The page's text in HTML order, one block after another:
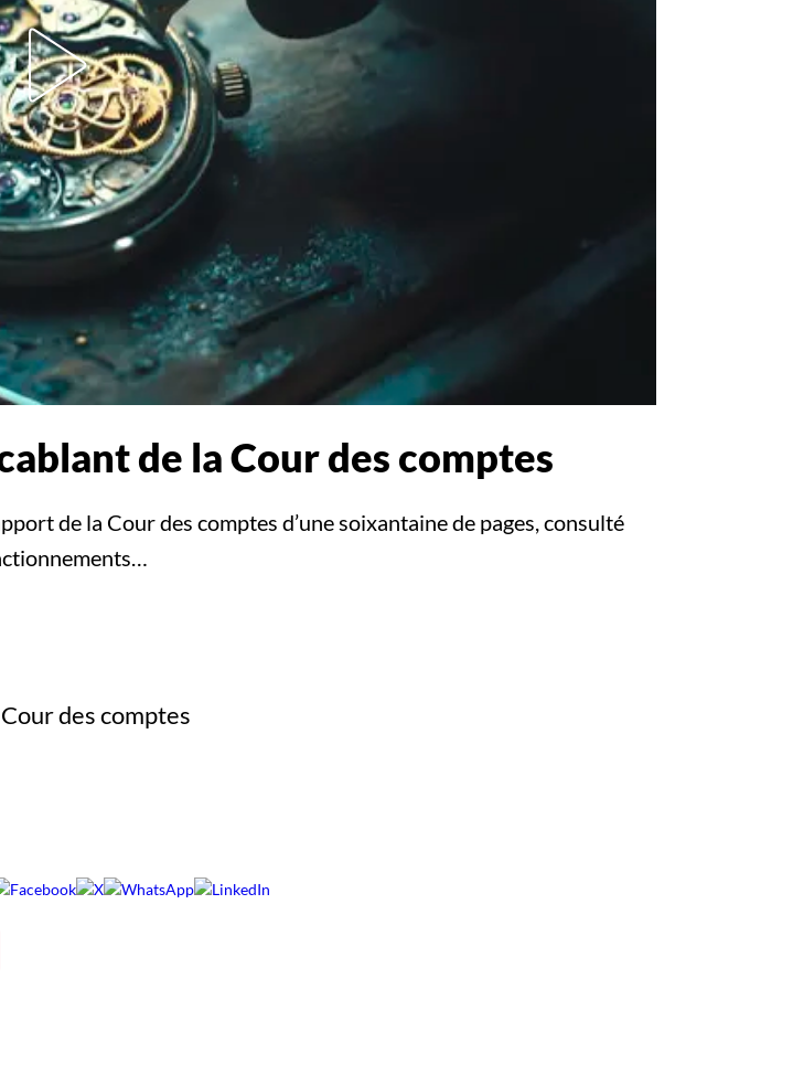
de la Cour des comptes
de la Cour des comptes d’une soixantaine de pages, consulté